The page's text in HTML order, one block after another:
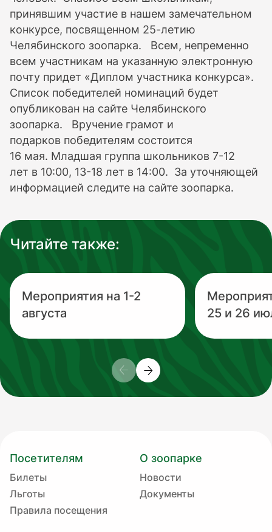
принявшим участие в нашем замечательном
конкурсе, посвященном 25-летию
Челябинского зоопарка. Всем, непременно
всем участникам на указанную электронную
почту придет «Диплом участника конкурса».
Список победителей номинаций будет
опубликован на сайте Челябинского
зоопарка. Вручение грамот и
подарков победителям состоится
16 мая. Младшая группа школьников 7-12
лет в 10:00, 13-18 лет в 14:00. За уточняющей
информацией следите на сайте зоопарка.
Читайте также:
Мероприятия на 1-2
августа
25 и 26
Посетителям
Билеты
Льготы
Правила посещения
О зоопарке
Новости
Документы